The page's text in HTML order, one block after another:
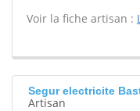
Voir la fiche artisan :
Segur electricite
Artisan